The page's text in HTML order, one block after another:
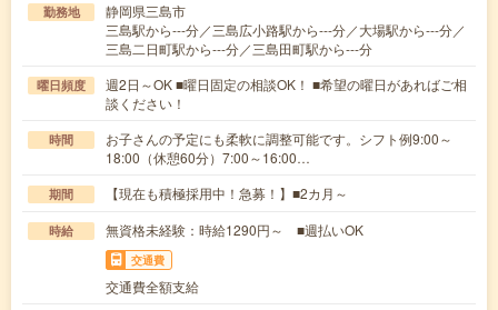
勤務地
静岡県三島市
三島駅から---分／三島広小路駅から---分／大場駅から---分／
三島二日町駅から---分／三島田町駅から---分
曜日頻度
週2日～OK ■曜日固定の相談OK！ ■希望の曜日があればご相
談ください！
時間
お子さんの予定にも柔軟に調整可能です。シフト例9:00～
18:00（休憩60分）7:00～16:00…
期間 【現在も積極採用中！急募！】■2カ月～
時給 無資格未経験：時給1290円～ ■週払いOK
交通費
交通費全額支給